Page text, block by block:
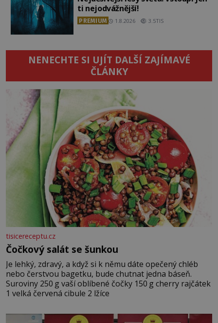
ti nejodvážnější!
PREMIUM 1.8.2026 3.5TIS
NENECHTE SI UJÍT DALŠÍ ZAJÍMAVÉ
ČLÁNKY
tisicereceptu.cz
Čočkový salát se šunkou
Je lehký, zdravý, a když si k němu dáte opečený chléb
nebo čerstvou bagetku, bude chutnat jedna báseň.
Suroviny 250 g vaší oblíbené čočky 150 g cherry rajčátek
1 velká červená cibule 2 lžíce